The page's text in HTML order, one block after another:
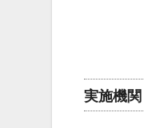
実施機関